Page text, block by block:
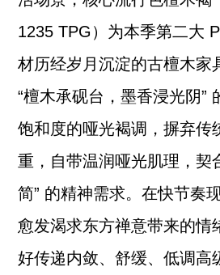
1235 TPG）为本季第二大
材历经岁月沉淀的古檀木家
“檀木承砚台，墨香浸光阴”
饱和度的哑光褐调，摒弃传
重，自带温润哑光肌理，契
简” 的精神需求。在快节奏
愈发渴求东方禅意带来的情
好传递内敛、舒缓、低调高